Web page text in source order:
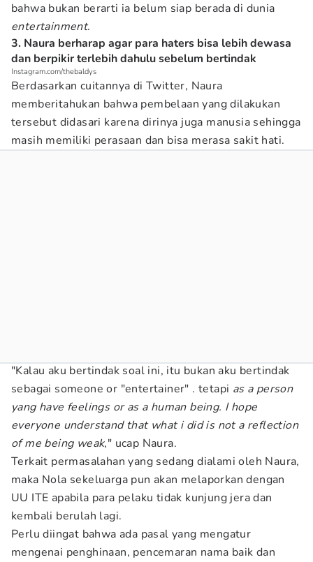
bahwa bukan berarti ia belum siap berada di dunia
entertainment.
3. Naura berharap agar para haters bisa lebih dewasa
dan berpikir terlebih dahulu sebelum bertindak
Instagram.com/thebaldys
Berdasarkan cuitannya di Twitter, Naura
memberitahukan bahwa pembelaan yang dilakukan
tersebut didasari karena dirinya juga manusia sehingga
masih memiliki perasaan dan bisa merasa sakit hati.
"Kalau aku bertindak soal ini, itu bukan aku bertindak
sebagai someone or "entertainer" . tetapi as a person
yang have feelings or as a human being. I hope
everyone understand that what i did is not a reflection
of me being weak," ucap Naura.
Terkait permasalahan yang sedang dialami oleh Naura,
maka Nola sekeluarga pun akan melaporkan dengan
UU ITE apabila para pelaku tidak kunjung jera dan
kembali berulah lagi.
Perlu diingat bahwa ada pasal yang mengatur
mengenai penghinaan, pencemaran nama baik dan